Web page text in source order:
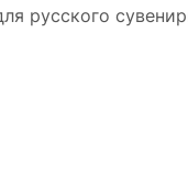
русского